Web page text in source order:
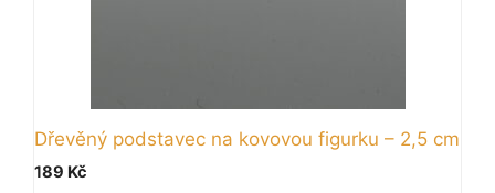
Dřevěný podstavec na kovovou figurku – 2,5 cm
189 Kč